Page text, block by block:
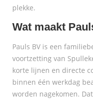
plekke.
Wat maakt
Pauls BV is een
voortzetting van
korte lijnen en directe
binnen één werkdag
worden nagekomen.